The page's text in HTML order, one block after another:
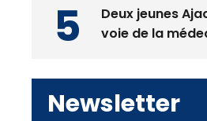
Deux jeunes
voie de la
Newsletter